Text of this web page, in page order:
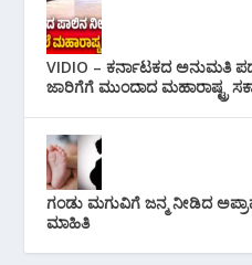
VIDIO – ಕರ್ನಾಟಕದ ಅನುಮತಿ
ಜಾರಿಗೆಗೆ ಮುಂದಾದ ಮಹಾರಾಷ್ಟ್ರ
ಗಂಡು ಮಗುವಿಗೆ ಜನ್ಮ ನೀಡಿದ
ಮಾಹಿತಿ